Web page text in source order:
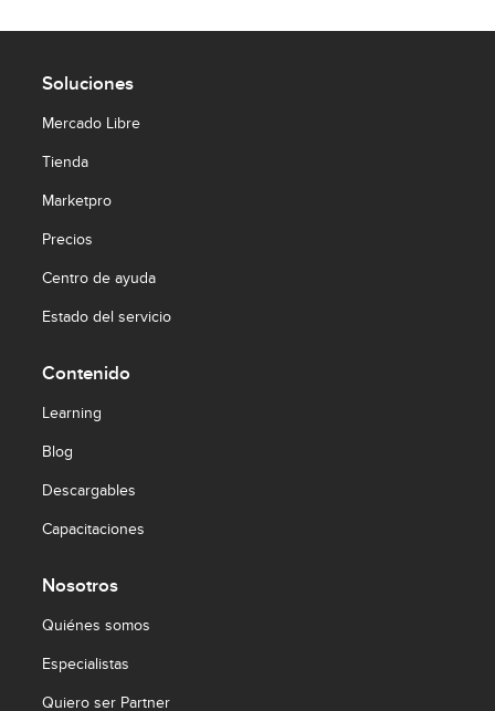
Soluciones
Mercado Libre
Tienda
Marketpro
Precios
Centro de ayuda
Estado del servicio
Contenido
Learning
Blog
Descargables
Capacitaciones
Nosotros
Quiénes somos
Especialistas
Quiero ser Partner